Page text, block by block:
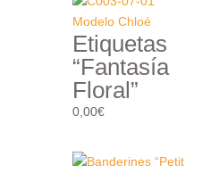
Etiquetas
“Fantasía
Floral”
0,00€